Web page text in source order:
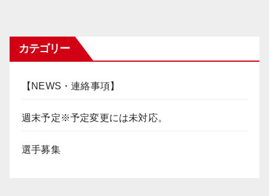
カテゴリー
【NEWS・連絡事項】
週末予定※予定変更には未対応。
選手募集